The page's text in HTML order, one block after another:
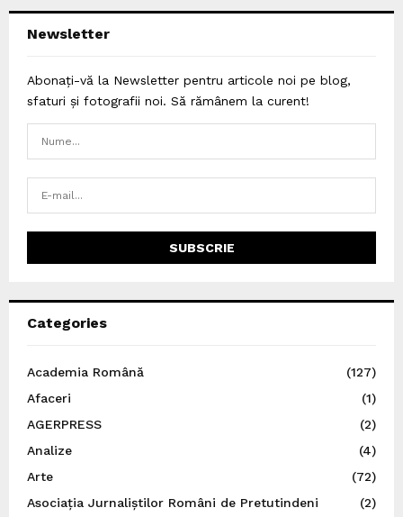
Newsletter
Abonați-vă la Newsletter pentru articole noi pe blog,
sfaturi și fotografii noi. Să rămânem la curent!
Categories
Academia Română
(127)
Afaceri
(1)
AGERPRESS
(2)
Analize
(4)
Arte
(72)
Asociația Jurnaliștilor Români de Pretutindeni
(2)